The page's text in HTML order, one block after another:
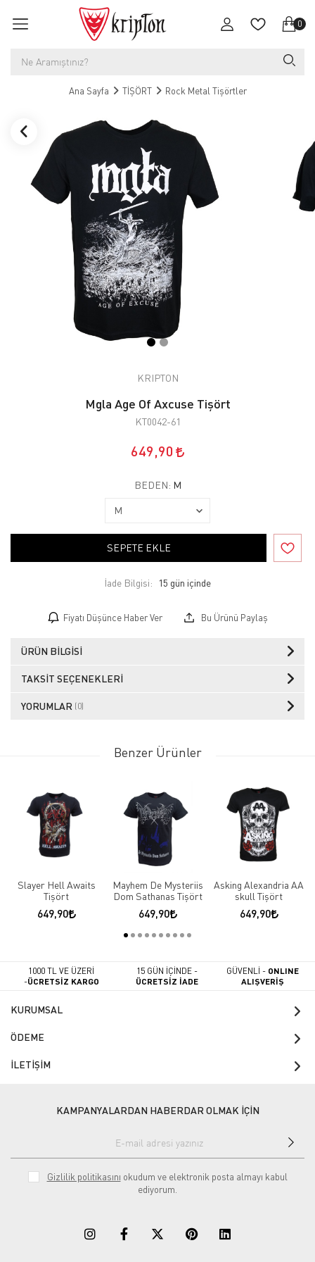
0
Ana Sayfa TİŞÖRT Rock Metal Tişörtler
KRIPTON
Mgla Age Of Axcuse Tişört
KT0042-61
649,90
BEDEN: M
SEPETE EKLE
İade Bilgisi:
Fiyatı Düşünce Haber Ver Bu Ürünü Paylaş
ÜRÜN BILGISI
TAKSIT SEÇENEKLERI
YORUMLAR (0)
Benzer Ürünler
Slayer Hell Awaits
Tişört
649,90
Mayhem De Mysteriis
Dom Sathanas Tişört
649,90
Asking Alexandria AA
skull Tişört
649,90
1000 TL VE ÜZERİ
-ÜCRETSİZ KARGO
15 GÜN İÇİNDE -
ÜCRETSİZ İADE
GÜVENLİ - ONLINE
ALIŞVERİŞ
KURUMSAL
ÖDEME
İLETİŞİM
KAMPANYALARDAN HABERDAR OLMAK İÇİN
Gizlilik politikasını okudum ve elektronik posta almayı kabul
ediyorum.